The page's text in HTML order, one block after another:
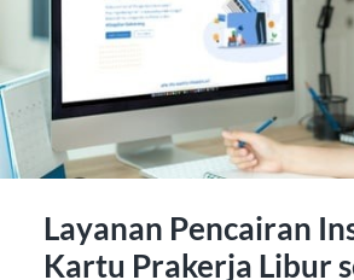
Layanan Pencairan
Kartu Prakerja Libur